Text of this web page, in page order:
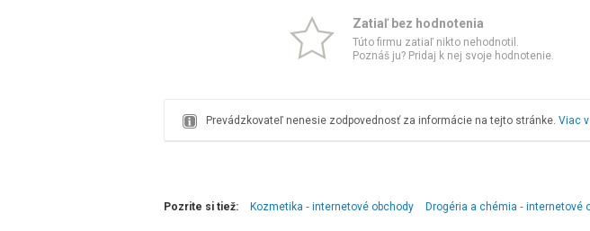
Zatiaľ bez hodnotenia
Túto firmu zatiaľ nikto nehodnotil.
Poznáš ju? Pridaj k nej svoje hodnotenie.
Prevádzkovateľ nenesie zodpovednosť za informácie na tejto stránke. Viac
Pozrite si tiež: Kozmetika ‑ internetové obchody Drogéria a chémia ‑ internetové